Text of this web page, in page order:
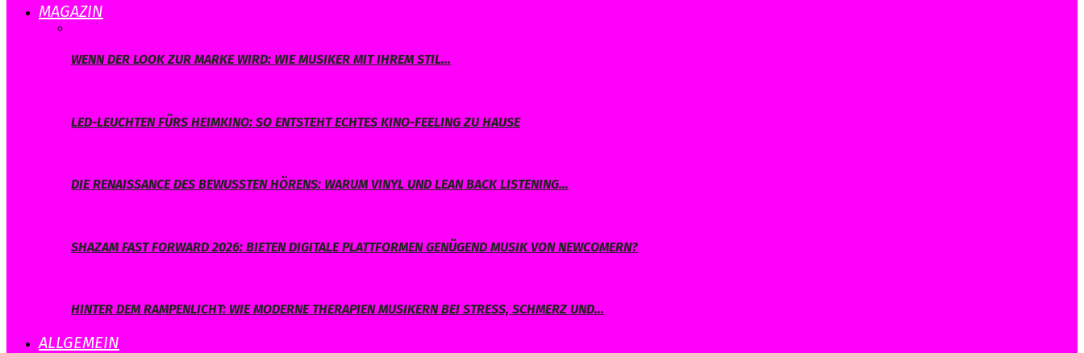
MAGAZIN
WENN DER LOOK ZUR MARKE WIRD: WIE MUSIKER MIT IHREM STIL…
LED-LEUCHTEN FÜRS HEIMKINO: SO ENTSTEHT ECHTES KINO-FEELING ZU HAUSE
DIE RENAISSANCE DES BEWUSSTEN HÖRENS: WARUM VINYL UND LEAN BACK LISTENING…
SHAZAM FAST FORWARD 2026: BIETEN DIGITALE PLATTFORMEN GENÜGEND MUSIK VON NEWCOMERN?
HINTER DEM RAMPENLICHT: WIE MODERNE THERAPIEN MUSIKERN BEI STRESS, SCHMERZ UND…
ALLGEMEIN